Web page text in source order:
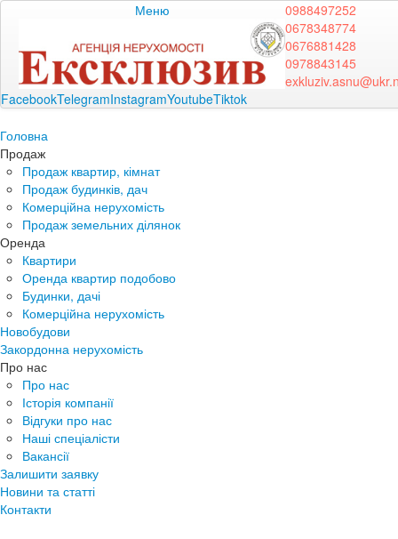
Меню
0988497252
0678348774
0676881428
0978843145
FacebookTelegramInstagramYoutubeTiktok
Головна
Продаж
Продаж квартир, кімнат
Продаж будинків, дач
Комерційна нерухомість
Продаж земельних ділянок
Оренда
Квартири
Оренда квартир подобово
Будинки, дачі
Комерційна нерухомість
Новобудови
Закордонна нерухомість
Про нас
Про нас
Історія компанії
Відгуки про нас
Наші спеціалісти
Вакансії
Залишити заявку
Новини та статті
Контакти